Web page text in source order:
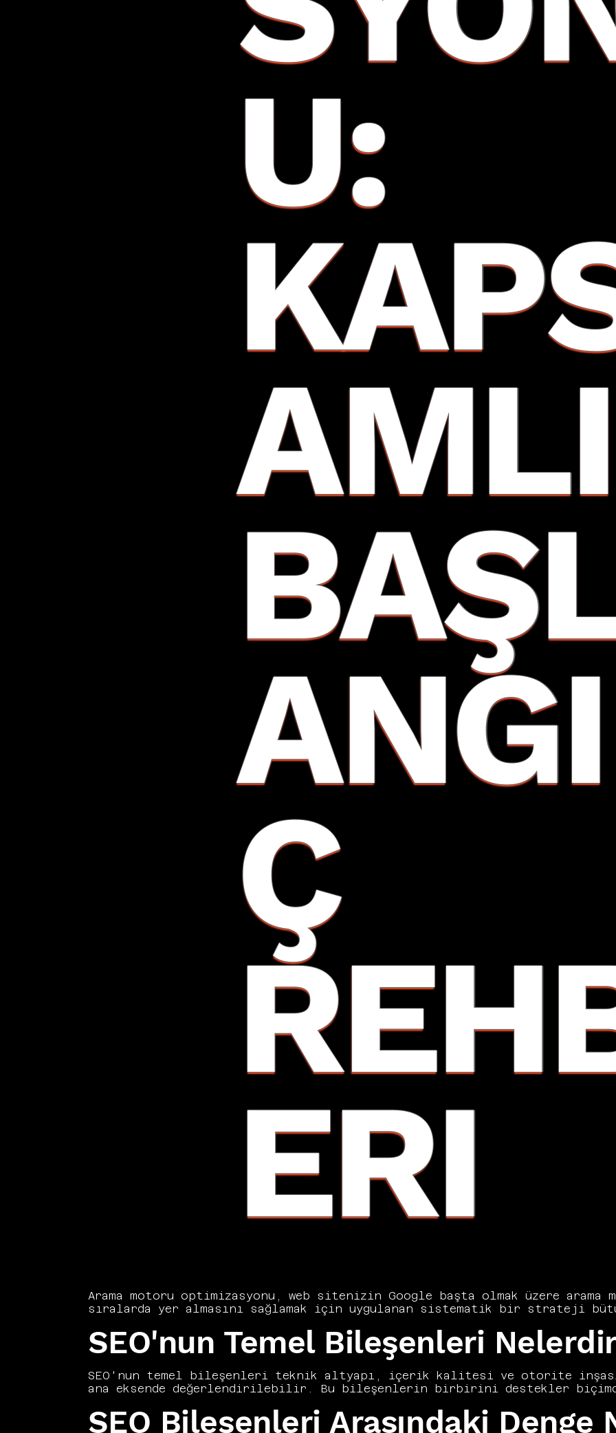
U:
AMLI
ANGI
Ç
ERI
Arama motoru optimizasyonu, web sitenizin Google başta olmak üzere arama
sıralarda yer almasını sağlamak için uygulanan sistematik bir strateji
yelpazeyi kapsar. Vers Consultancy, SEO'yu yalnızca sıralama hedeflemek
organik büyüme sağlamak için bir araç olarak konumlandırır. Doğru
maliyetlerini düşürürken uzun vadeli trafik ve dönüşüm artışı sağlar. Bu
arama motoru optimizasyonunun tüm boyutlarını ele alıyoruz.
SEO'nun Temel Bileşenleri
SEO'nun temel bileşenleri teknik altyapı, içerik kalitesi ve otorite inşası
ana eksende değerlendirilebilir. Bu bileşenlerin birbirini destekler
bir bütün olarak ele alan entegre SEO stratejileri geliştiriyoruz. Sadece
sadece teknik optimizasyona odaklanmak eksik sonuçlar doğurur. Bütünsel
SEO Bileşenleri Arasındaki Denge